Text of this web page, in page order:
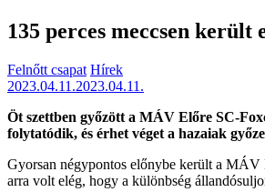
135 perces meccsen
Felnőtt csapat Hírek
2023.04.11.2023.04.11.
Öt szettben győzött a MÁV Előre SC-
folytatódik, és érhet véget a hazaiak
Gyorsan négypontos előnybe került a MÁV
arra volt elég, hogy a különbség